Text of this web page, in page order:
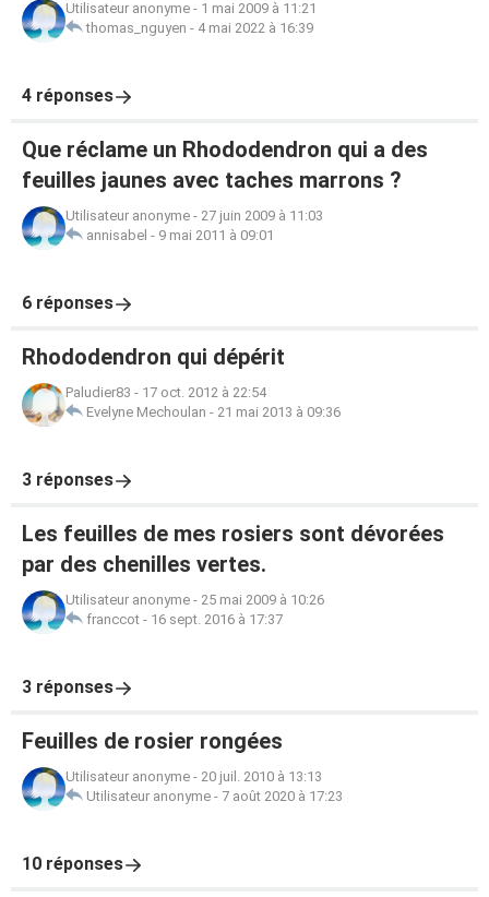
Utilisateur anonyme - 1 mai 2009 à 11:21
thomas_nguyen - 4 mai 2022 à 16:39
4 réponses
Que réclame un Rhododendron qui a des
feuilles jaunes avec taches marrons ?
Utilisateur anonyme - 27 juin 2009 à 11:03
annisabel - 9 mai 2011 à 09:01
6 réponses
Rhododendron qui dépérit
Paludier83 - 17 oct. 2012 à 22:54
Evelyne Mechoulan - 21 mai 2013 à 09:36
3 réponses
Les feuilles de mes rosiers sont dévorées
par des chenilles vertes.
Utilisateur anonyme - 25 mai 2009 à 10:26
franccot - 16 sept. 2016 à 17:37
3 réponses
Feuilles de rosier rongées
Utilisateur anonyme - 20 juil. 2010 à 13:13
Utilisateur anonyme - 7 août 2020 à 17:23
10 réponses